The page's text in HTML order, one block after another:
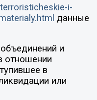
i-
данные
и
отношении
в
или